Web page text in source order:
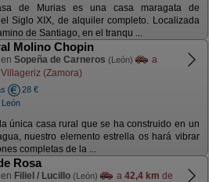
de Murias es una casa maragata de
Siglo XIX, de alquiler completo. Localizada
de Santiago, en el tranqu ...
Molino Chopin
Sopeña de Carneros (León)
a
(Zamora)
28 €
única casa rural que se ha construido en un
nuestro elemento estrella os hará vibrar
completas de la ...
Rosa
Filiel / Lucillo (León) a 42,4 km de